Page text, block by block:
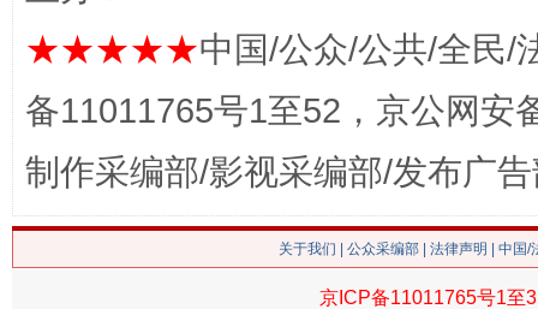
★★★★★中国/公众/公共/全民/
备11011765号1至52，京公网安
制作采编部/影视采编部/发布广
关于我们 公众采编部 法律声明 | 中国
京ICP备11011765号1至